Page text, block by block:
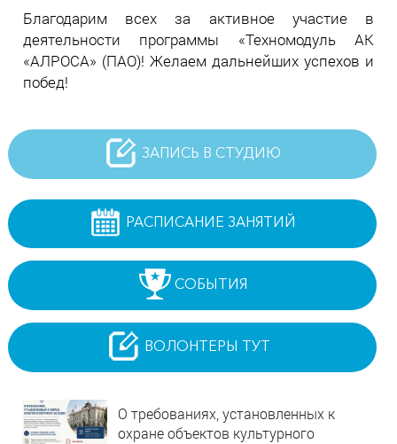
Благодарим всех за активное участие в
деятельности программы «Техномодуль АК
«АЛРОСА» (ПАО)! Желаем дальнейших успехов и
побед!
ЗАПИСЬ В СТУДИЮ
РАСПИСАНИЕ ЗАНЯТИЙ
СОБЫТИЯ
ВОЛОНТЕРЫ ТУТ
О требованиях, установленных к
охране объектов культурного